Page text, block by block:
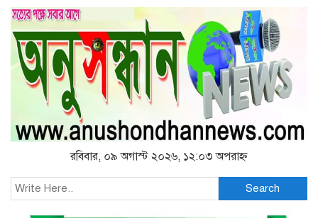
রবিবার, ০৯ অগাস্ট ২০২৬, ১২:০৩ অপরাহ্ন
Search